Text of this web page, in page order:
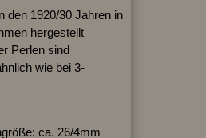
den 1920/30 Jahren in
hergestellt
Perlen sind
wie bei 3-
ca. 26/4mm